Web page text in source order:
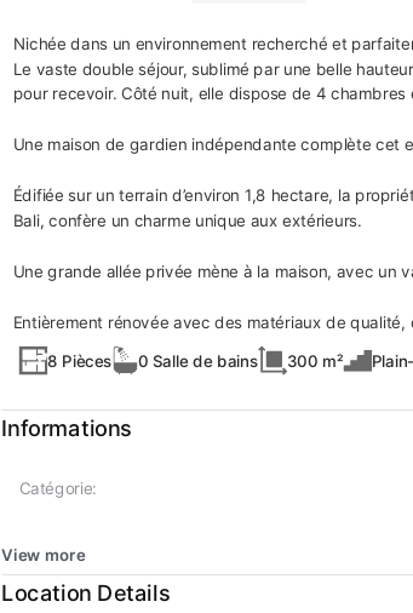
Nichée dans un environnement recherché et
Le vaste double séjour, sublimé par une belle
pour recevoir. Côté nuit, elle dispose de 4
Une maison de gardien indépendante complète cet
Édifiée sur un terrain d’environ 1,8 hectare, la
Bali, confère un charme unique aux extérieurs.
Une grande allée privée mène à la maison, avec
Entièrement rénovée avec des matériaux de
8 Pièces 0 Salle de bains 300 m²
Informations
Catégorie:
View more
Location Details